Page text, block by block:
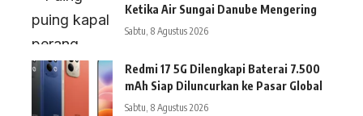
Ketika Air Sungai Danube Mengering
Sabtu, 8 Agustus 2026
Redmi 17 5G Dilengkapi Baterai 7.500
mAh Siap Diluncurkan ke Pasar Global
Sabtu, 8 Agustus 2026